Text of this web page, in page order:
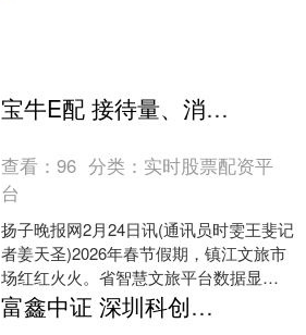
宝牛E配 接待量、消费额双增长！2026 年春节镇江文旅市场“马力十足”
查看：96 分类： 实时股票配资平
台
扬子晚报网2月24日讯(通讯员时雯王斐记
者姜天圣)2026年春节假期，镇江文旅市
场红红火火。省智慧文旅平台数据显
示，9天假期全市纳入监测的文旅场所接
待游客总量、....
富鑫中证 深圳科创学院院长李泽湘：打造全球科创的广东样板